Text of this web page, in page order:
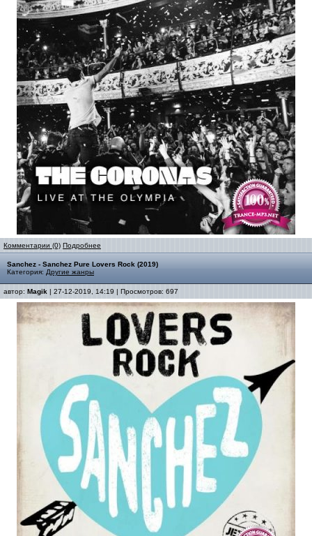
Комментарии (0) Подробнее
Sanchez - Sanchez Pure Lovers Rock (2019)
Категория: Другие жанры
автор: Magik | 27-12-2019, 14:19 | Просмотров: 697